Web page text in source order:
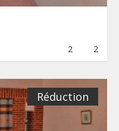
2
2
Réduction